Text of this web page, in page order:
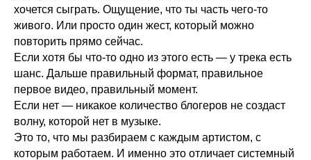
хочется сыграть. Ощущение, что ты часть чего-то
живого. Или просто один жест, который можно
повторить прямо сейчас.
Если хотя бы что-то одно из этого есть — у трека есть
шанс. Дальше правильный формат, правильное
первое видео, правильный момент.
Если нет — никакое количество блогеров не создаст
волну, которой нет в музыке.
Это то, что мы разбираем с каждым артистом, с
которым работаем. И именно это отличает системный